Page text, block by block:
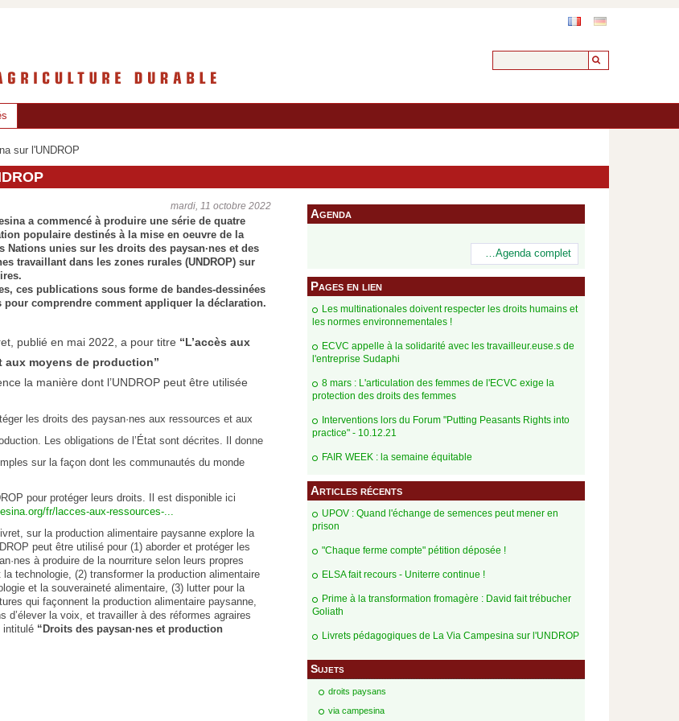
sur l'UNDROP
mardi, 11 octobre 2022
a commencé à produire une série de quatre
populaire destinés à la mise en oeuvre de la
Nations unies sur les droits des paysan·nes et des
travaillant dans les zones rurales (UNDROP) sur
ces publications sous forme de bandes-dessinées
pour comprendre comment appliquer la déclaration.
publié en mai 2022, a pour titre “L’accès aux
aux moyens de production”
la manière dont l’UNDROP peut être utilisée
les droits des paysan·nes aux ressources et aux
Les obligations de l’État sont décrites. Il donne
sur la façon dont les communautés du monde
pour protéger leurs droits. Il est disponible ici
fr/lacces-aux-ressources-...
sur la production alimentaire paysanne explore la
peut être utilisé pour (1) aborder et protéger les
à produire de la nourriture selon leurs propres
technologie, (2) transformer la production alimentaire
et la souveraineté alimentaire, (3) lutter pour la
qui façonnent la production alimentaire paysanne,
la voix, et travailler à des réformes agraires
intitulé “Droits des paysan·nes et production
Agenda
…Agenda complet
Pages en lien
Les multinationales doivent respecter les droits humains et
les normes environnementales !
ECVC appelle à la solidarité avec les travailleur.euse.s de
l'entreprise Sudaphi
8 mars : L'articulation des femmes de l'ECVC exige la
protection des droits des femmes
Interventions lors du Forum "Putting Peasants Rights into
practice" - 10.12.21
FAIR WEEK : la semaine équitable
Articles récents
UPOV : Quand l'échange de semences peut mener en
prison
"Chaque ferme compte" pétition déposée !
ELSA fait recours - Uniterre continue !
Prime à la transformation fromagère : David fait trébucher
Goliath
Livrets pédagogiques de La Via Campesina sur l'UNDROP
Sujets
droits paysans
via campesina